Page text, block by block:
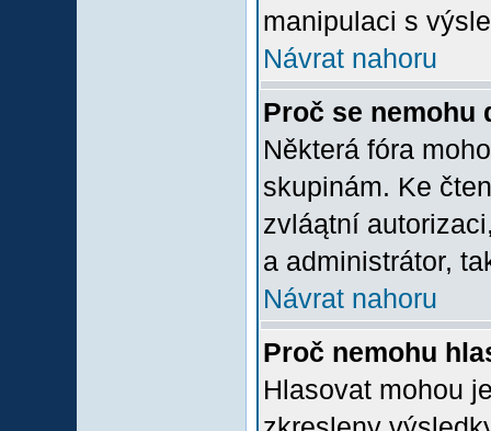
manipulaci s
Návrat nahoru
Proč se nemohu
Některá fóra
skupinám. Ke
zvláątní
a administrátor,
Návrat nahoru
Proč nemohu
Hlasovat mohou